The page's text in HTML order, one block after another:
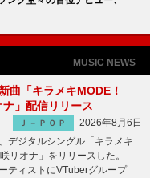
MUSIC NEWS
曲「キラメキMODE！
」配信リリース
Ｊ－ＰＯＰ
2026年8月6日
デジタルシングル「キラメキ
咲リオナ」をリリースした。
ティストにVTuberグループ